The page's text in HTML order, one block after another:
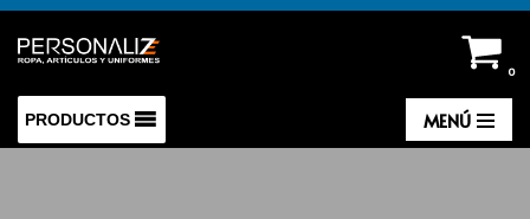
Saltar
al
contenido
0
PRODUCTOS MENÚ